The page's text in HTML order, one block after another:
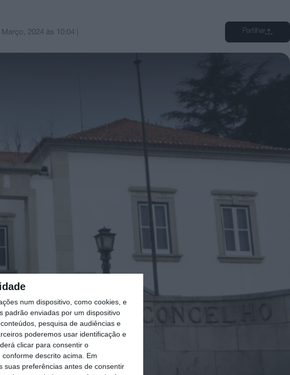
num dispositivo, como cookies, e
padrão enviadas por um dispositivo
pesquisa de audiências e
poderemos usar identificação e
clicar para consentir o
descrito acima. Em
suas preferências antes de consentir
Março, 2024 às 10:04 Partilhar